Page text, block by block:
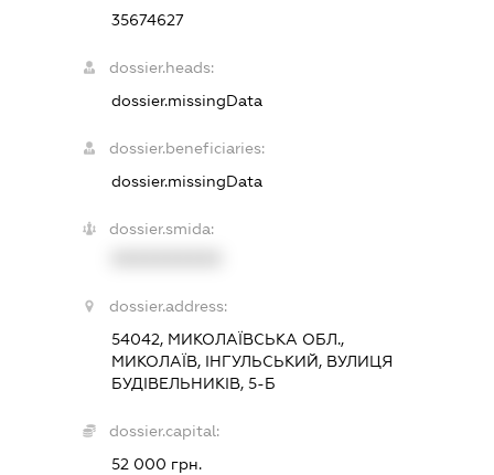
35674627
dossier.heads:
dossier.missingData
dossier.beneficiaries:
dossier.missingData
dossier.smida:
dossier.address:
54042, МИКОЛАЇВСЬКА ОБЛ.,
МИКОЛАЇВ, ІНГУЛЬСЬКИЙ, ВУЛИЦЯ
БУДІВЕЛЬНИКІВ, 5-Б
dossier.capital:
52 000 грн.